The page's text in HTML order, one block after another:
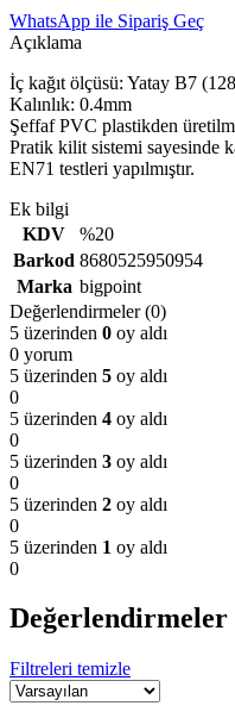
WhatsApp ile Sipariş Geç
Açıklama
İç kağıt ölçüsü: Yatay B7
Kalınlık: 0.4mm
Şeffaf PVC plastikden
Pratik kilit sistemi sayesinde
EN71 testleri yapılmıştır.
Ek bilgi
KDV
%20
Barkod 8680525950954
Marka bigpoint
Değerlendirmeler (0)
5 üzerinden 0 oy aldı
0 yorum
5 üzerinden 5 oy aldı
0
5 üzerinden 4 oy aldı
0
5 üzerinden 3 oy aldı
0
5 üzerinden 2 oy aldı
0
5 üzerinden 1 oy aldı
0
Değerlendirmeler
Filtreleri temizle